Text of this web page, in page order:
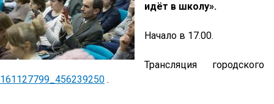
идёт в школу».
Начало в 17.00.
Трансляция
161127799_456239250 .